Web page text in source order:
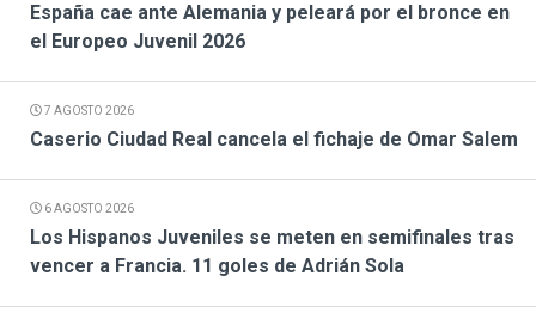
España cae ante Alemania y peleará por el bronce en
el Europeo Juvenil 2026
7 AGOSTO 2026
Caserio Ciudad Real cancela el fichaje de Omar Salem
6 AGOSTO 2026
Los Hispanos Juveniles se meten en semifinales tras
vencer a Francia. 11 goles de Adrián Sola